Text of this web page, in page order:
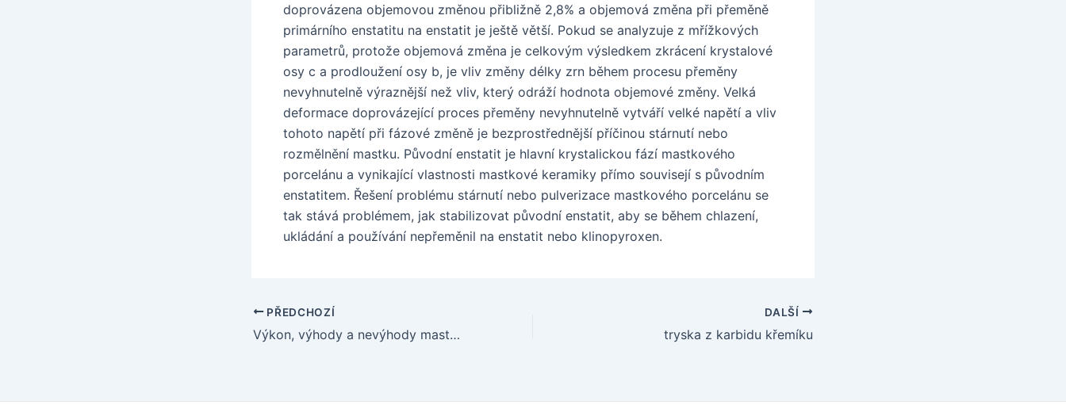
doprovázena objemovou změnou přibližně 2,8% a objemová změna při přeměně
primárního enstatitu na enstatit je ještě větší. Pokud se analyzuje z mřížkových
parametrů, protože objemová změna je celkovým výsledkem zkrácení krystalové
osy c a prodloužení osy b, je vliv změny délky zrn během procesu přeměny
nevyhnutelně výraznější než vliv, který odráží hodnota objemové změny. Velká
deformace doprovázející proces přeměny nevyhnutelně vytváří velké napětí a vliv
tohoto napětí při fázové změně je bezprostřednější příčinou stárnutí nebo
rozmělnění mastku. Původní enstatit je hlavní krystalickou fází mastkového
porcelánu a vynikající vlastnosti mastkové keramiky přímo souvisejí s původním
enstatitem. Řešení problému stárnutí nebo pulverizace mastkového porcelánu se
tak stává problémem, jak stabilizovat původní enstatit, aby se během chlazení,
ukládání a používání nepřeměnil na enstatit nebo klinopyroxen.
Navigace
pro
PŘEDCHOZÍ
Výkon, výhody a nevýhody mastkové keramiky
DALŠÍ
tryska z karbidu křemíku